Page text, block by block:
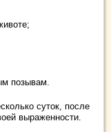
позывам.
суток, после
выраженности.